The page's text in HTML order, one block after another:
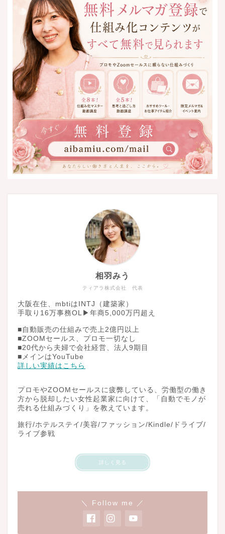
ティアラ株式会社 代表
相羽みう
大阪在住、mbtiはINTJ（建築家）
手取り16万事務OL▶︎年商5,000万円超え
■自動販売の仕組みで売上2億円以上
■ZOOMセールス、プロモ一切なし
■20代から夫婦で会社経営、法人9期目
■メインはYouTube
詳しい実績はこちら
プロモやZOOMセールスに疲弊している、労働型の働き
方から脱却したい女性起業家に向けて、「自動でモノが
売れる仕組みづくり」を教えています。
旅行/ホテルステイ/美容/ファッション/Kindle/ドライブ/
ライブ参戦
詳しく見る
＼ Follow me ／